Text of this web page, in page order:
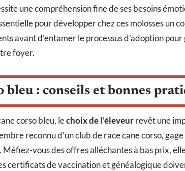
une compréhension fine de ses besoins
pour développer chez ces molosses un
avant d’entamer le processus d’adoption
foyer.
bleu : conseils et bonnes
corso bleu, lechoix de l’éleveurrevêt une
reconnu d’un club de race cane corso, gage
vous des offres alléchantes à bas prix,
certificats de vaccination et généalogique